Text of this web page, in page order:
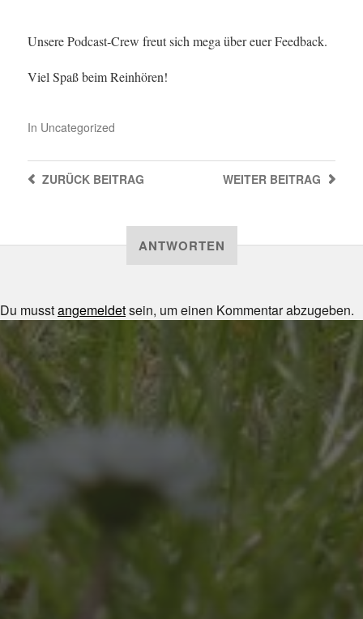
Unsere Podcast‑Crew freut sich mega über euer Feedback.
Viel Spaß beim Reinhören!
In Uncategorized
WEITER BEITRAG
ZURÜCKBEITRAG
ANTWORTEN
Du musstangemeldetsein, um einen Kommentar abzugeben.
UNSER SCHUL-/SPORTFEST